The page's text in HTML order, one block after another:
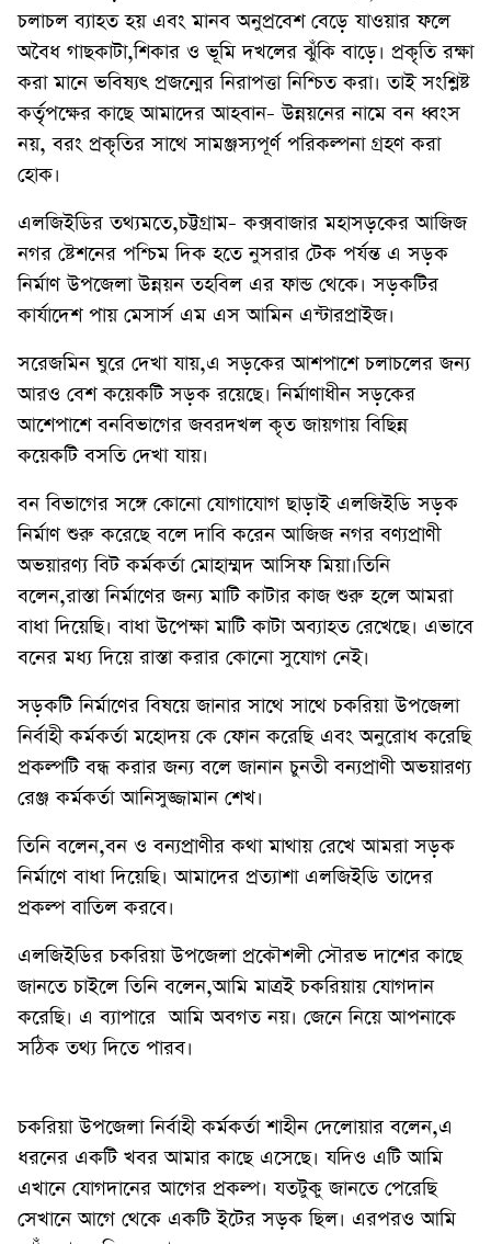
চলাচল ব্যাহত হয় এবং মানব অনুপ্রবেশ বেড়ে যাওয়ার ফলে
অবৈধ গাছকাটা,শিকার ও ভূমি দখলের ঝুঁকি বাড়ে। প্রকৃতি রক্ষা
করা মানে ভবিষ্যৎ প্রজন্মের নিরাপত্তা নিশ্চিত করা। তাই সংশ্লিষ্ট
কর্তৃপক্ষের কাছে আমাদের আহবান- উন্নয়নের নামে বন ধ্বংস
নয়, বরং প্রকৃতির সাথে সামঞ্জস্যপূর্ণ পরিকল্পনা গ্রহণ করা
হোক।
এলজিইডির তথ্যমতে,চট্টগ্রাম- কক্সবাজার মহাসড়কের আজিজ
নগর ষ্টেশনের পশ্চিম দিক হতে নুসরার টেক পর্যন্ত এ সড়ক
নির্মাণ উপজেলা উন্নয়ন তহবিল এর ফান্ড থেকে। সড়কটির
কার্যাদেশ পায় মেসার্স এম এস আমিন এন্টারপ্রাইজ।
সরেজমিন ঘুরে দেখা যায়,এ সড়কের আশপাশে চলাচলের জন্য
আরও বেশ কয়েকটি সড়ক রয়েছে। নির্মাণাধীন সড়কের
আশেপাশে বনবিভাগের জবরদখল কৃত জায়গায় বিছিন্ন
কয়েকটি বসতি দেখা যায়।
বন বিভাগের সঙ্গে কোনো যোগাযোগ ছাড়াই এলজিইডি সড়ক
নির্মাণ শুরু করেছে বলে দাবি করেন আজিজ নগর বণ্যপ্রাণী
অভয়ারণ্য বিট কর্মকর্তা মোহাম্মদ আসিফ মিয়া।তিনি
বলেন,রাস্তা নির্মাণের জন্য মাটি কাটার কাজ শুরু হলে আমরা
বাধা দিয়েছি। বাধা উপেক্ষা মাটি কাটা অব্যাহত রেখেছে। এভাবে
বনের মধ্য দিয়ে রাস্তা করার কোনো সুযোগ নেই।
সড়কটি নির্মাণের বিষয়ে জানার সাথে সাথে চকরিয়া উপজেলা
নির্বাহী কর্মকর্তা মহোদয় কে ফোন করেছি এবং অনুরোধ করেছি
প্রকল্পটি বন্ধ করার জন্য বলে জানান চুনতী বন্যপ্রাণী অভয়ারণ্য
রেঞ্জ কর্মকর্তা আনিসুজ্জামান শেখ।
তিনি বলেন,বন ও বন্যপ্রাণীর কথা মাথায় রেখে আমরা সড়ক
নির্মাণে বাধা দিয়েছি। আমাদের প্রত্যাশা এলজিইডি তাদের
প্রকল্প বাতিল করবে।
এলজিইডির চকরিয়া উপজেলা প্রকৌশলী সৌরভ দাশের কাছে
জানতে চাইলে তিনি বলেন,আমি মাত্রই চকরিয়ায় যোগদান
করেছি। এ ব্যাপারে আমি অবগত নয়। জেনে নিয়ে আপনাকে
সঠিক তথ্য দিতে পারব।
চকরিয়া উপজেলা নির্বাহী কর্মকর্তা শাহীন দেলোয়ার বলেন,এ
ধরনের একটি খবর আমার কাছে এসেছে। যদিও এটি আমি
এখানে যোগদানের আগের প্রকল্প। যতটুকু জানতে পেরেছি
সেখানে আগে থেকে একটি ইটের সড়ক ছিল। এরপরও আমি